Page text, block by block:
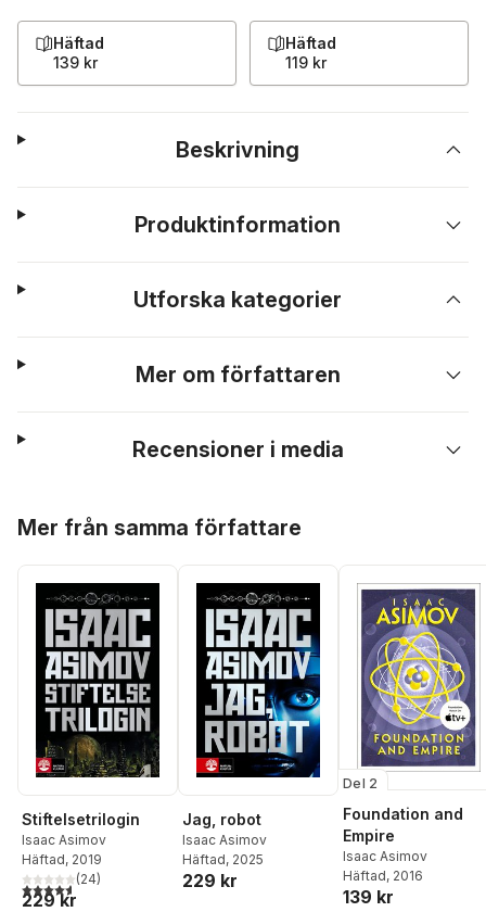
Häftad
139 kr
Häftad
119 kr
Beskrivning
Produktinformation
Utforska kategorier
Mer om författaren
Recensioner i media
Mer från samma författare
Stiftelsetrilogin
Isaac Asimov
Häftad, 2019
4,6utav 5 stjärnor. Totalt antal röster:
(24)
229 kr
Jag, robot
Isaac Asimov
Häftad, 2025
229 kr
Del 2
Foundation and
Empire
Isaac Asimov
Häftad, 2016
139 kr